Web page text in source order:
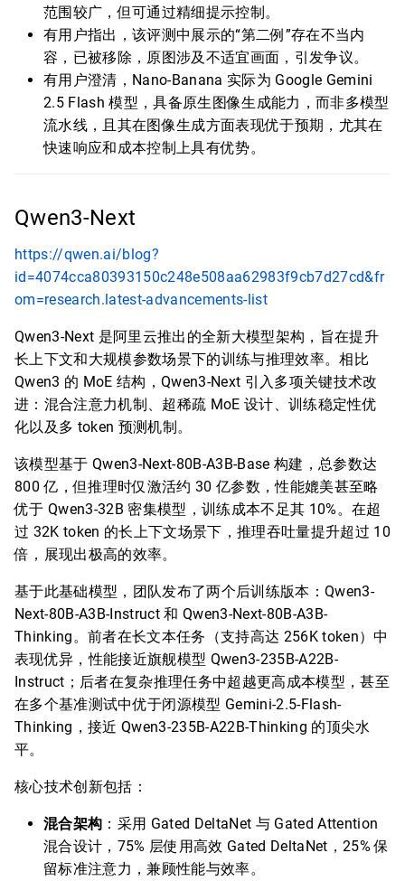
范围较广，但可通过精细提示控制。
有用户指出，该评测中展示的“第二例”存在不当内
容，已被移除，原图涉及不适宜画面，引发争议。
有用户澄清，Nano-Banana 实际为 Google Gemini
2.5 Flash 模型，具备原生图像生成能力，而非多模型
流水线，且其在图像生成方面表现优于预期，尤其在
快速响应和成本控制上具有优势。
Qwen3-Next
https://qwen.ai/blog?
id=4074cca80393150c248e508aa62983f9cb7d27cd&fr
om=research.latest-advancements-list
Qwen3-Next 是阿里云推出的全新大模型架构，旨在提升
长上下文和大规模参数场景下的训练与推理效率。相比
Qwen3 的 MoE 结构，Qwen3-Next 引入多项关键技术改
进：混合注意力机制、超稀疏 MoE 设计、训练稳定性优
化以及多 token 预测机制。
该模型基于 Qwen3-Next-80B-A3B-Base 构建，总参数达
800 亿，但推理时仅激活约 30 亿参数，性能媲美甚至略
优于 Qwen3-32B 密集模型，训练成本不足其 10%。在超
过 32K token 的长上下文场景下，推理吞吐量提升超过 10
倍，展现出极高的效率。
基于此基础模型，团队发布了两个后训练版本：Qwen3-
Next-80B-A3B-Instruct 和 Qwen3-Next-80B-A3B-
Thinking。前者在长文本任务（支持高达 256K token）中
表现优异，性能接近旗舰模型 Qwen3-235B-A22B-
Instruct；后者在复杂推理任务中超越更高成本模型，甚至
在多个基准测试中优于闭源模型 Gemini-2.5-Flash-
Thinking，接近 Qwen3-235B-A22B-Thinking 的顶尖水
平。
核心技术创新包括：
混合架构 ：采用 Gated DeltaNet 与 Gated Attention
混合设计，75% 层使用高效 Gated DeltaNet，25% 保
留标准注意力，兼顾性能与效率。